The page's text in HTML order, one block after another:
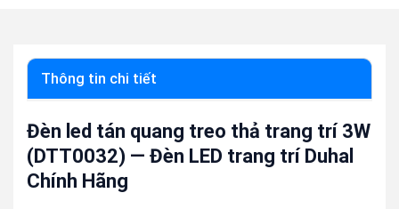
Thông tin chi tiết
Đèn led tán quang treo thả trang trí 3W
(DTT0032) — Đèn LED trang trí Duhal
Chính Hãng